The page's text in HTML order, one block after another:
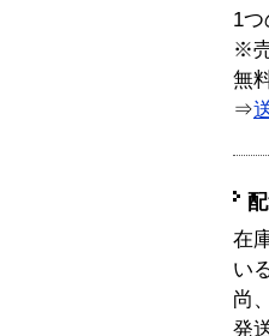
1
※
無
⇒
在
い
尚
発